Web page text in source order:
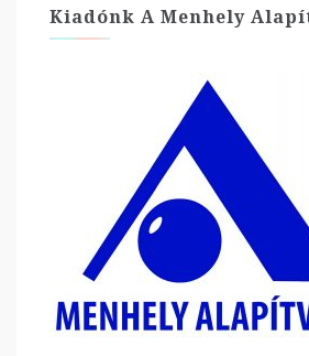
Kiadónk A Menhely